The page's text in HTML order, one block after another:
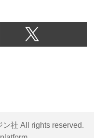
社 All rights reserved.